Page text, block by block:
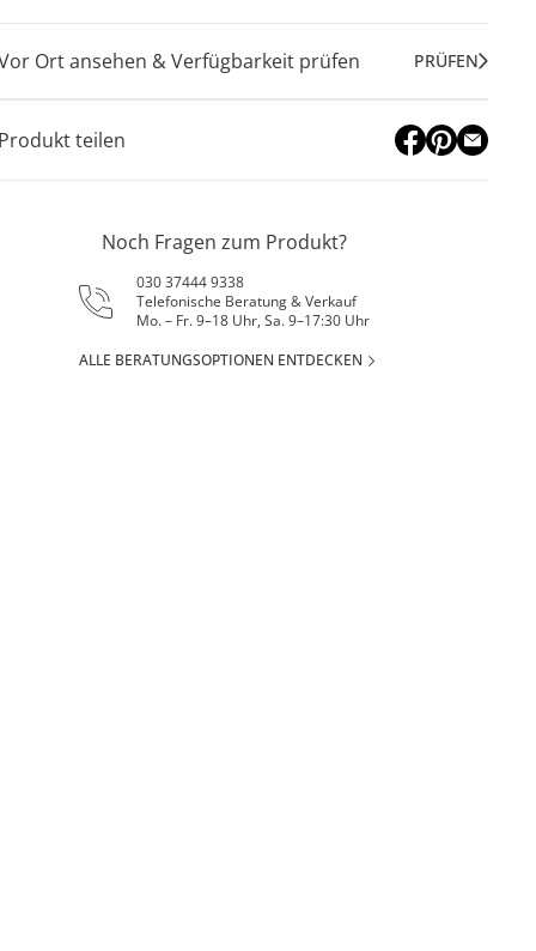
Ort ansehen & Verfügbarkeit prüfen PRÜFEN
teilen
Noch Fragen zum Produkt?
030 37444 9338
Telefonische Beratung & Verkauf
Mo. – Fr. 9–18 Uhr, Sa. 9–17:30 Uhr
ALLE BERATUNGSOPTIONEN ENTDECKEN